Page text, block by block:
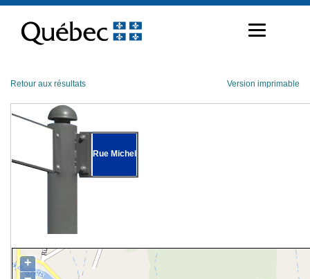
contenu
Retour aux résultats Version imprimable
Rue Michel
+